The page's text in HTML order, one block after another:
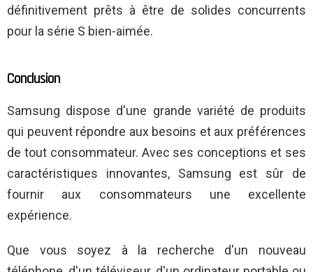
définitivement prêts à être de solides concurrents
pour la série S bien-aimée.
Conclusion
Samsung dispose d'une grande variété de produits
qui peuvent répondre aux besoins et aux préférences
de tout consommateur. Avec ses conceptions et ses
caractéristiques innovantes, Samsung est sûr de
fournir aux consommateurs une excellente
expérience.
Que vous soyez à la recherche d'un nouveau